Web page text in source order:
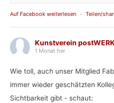
Auf Facebook weiterlesen · Teilen/
Kunstverein
1 Monat her
Wie toll, auch unser Mitglied
immer wieder geschätzten
Sichtbarkeit gibt - schaut: